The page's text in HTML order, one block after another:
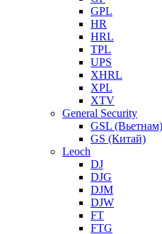
GPL
HR
HRL
TPL
UPS
XHRL
XPL
XTV
General Security
GSL (Вьетнам)
GS (Китай)
Leoch
DJ
DJG
DJM
DJW
FT
FTG